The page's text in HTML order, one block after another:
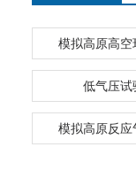
模拟高原高空
低气压试
模拟高原反应